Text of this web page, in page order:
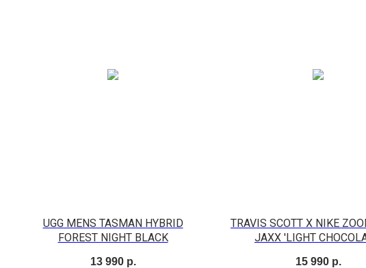
UGG MENS TASMAN HYBRID
FOREST NIGHT BLACK
13 990 р.
TRAVIS SCOTT X NIKE
JAXX 'LIGHT
15 990 р.